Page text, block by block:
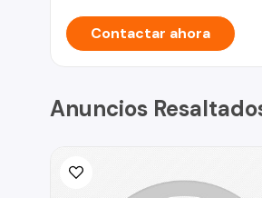
Contactar ahora
Anuncios